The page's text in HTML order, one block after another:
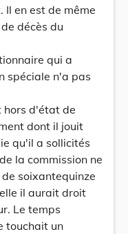
Il en est de même
décès du
qui a
spéciale n'a pas
hors d'état de
dont il jouit
qu'il a sollicités
la commission ne
soixantequinze
il aurait droit
Le temps
touchait un